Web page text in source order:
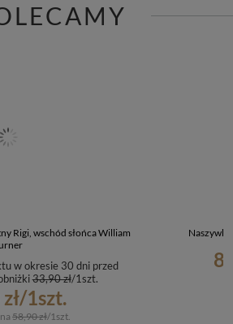
Rigi, wschód słońca William
/1szt.
w okresie 30 dni przed
33,90 zł/1szt.
58,90 zł/1szt.